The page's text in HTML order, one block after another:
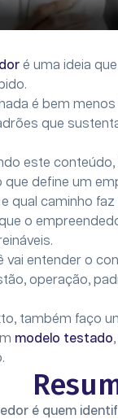
é uma ideia
é bem
que
este
que define um
e qual caminho
o
vai entender o
operação,
também faço
modelo testado
é quem